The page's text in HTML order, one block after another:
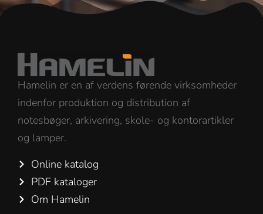
Hamelin er en af verdens førende virksomheder
indenfor produktion og distribution af
notesbøger, arkivering, skole- og kontorartikler
og lamper.
Online katalog
PDF kataloger
Om Hamelin